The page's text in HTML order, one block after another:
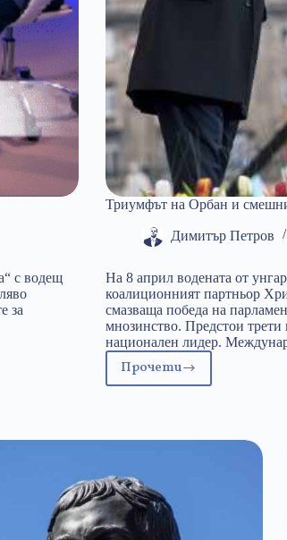
с водещ
за
Триумфът на Орбан и
Димитър Петров
На 8 април водената от
коалиционният партньор
смазваща победа на
мнозинство. Предстои трети
национален лидер.
ПрочетиТриумфът
на
левичарите